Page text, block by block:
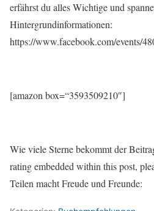
erfährst du alles Wichtige und
Hintergrundinformationen:
https://www.facebook.com/events/
[amazon box=“3593509210″]
Wie viele Sterne bekommt der
rating embedded within this post,
Teilen macht Freude und Freunde: